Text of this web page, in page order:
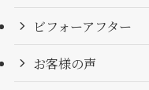
ビフォーアフター
お客様の声